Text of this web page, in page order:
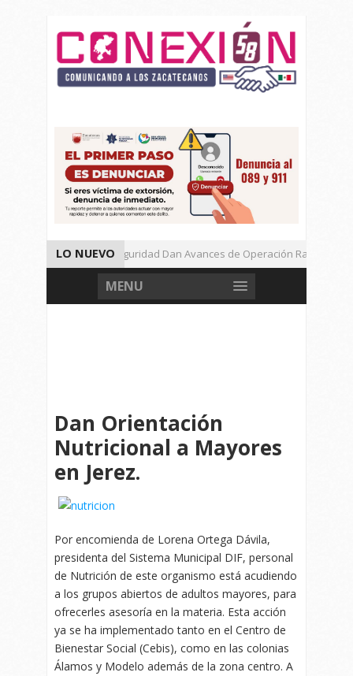
LO NUEVO
Autoridades de Seguridad Dan Avances de Operación Rastrillo.
Gran Festival de Música Electrónica en Festival Cultural de
MENU
Dan Orientación
Nutricional a Mayores
en Jerez.
Por encomienda de Lorena Ortega Dávila,
presidenta del Sistema Municipal DIF, personal
de Nutrición de este organismo está acudiendo
a los grupos abiertos de adultos mayores, para
ofrecerles asesoría en la materia. Esta acción
ya se ha implementado tanto en el Centro de
Bienestar Social (Cebis), como en las colonias
Álamos y Modelo además de la zona centro. A